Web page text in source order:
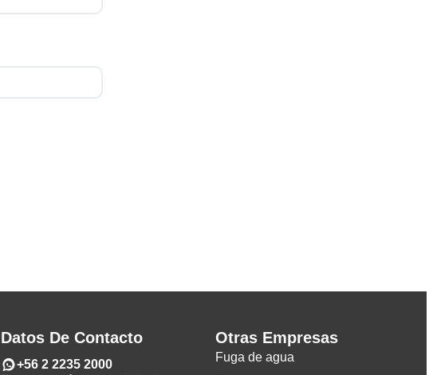
Datos De Contacto
+56 2 2235 2000
Otras Empresas
Fuga de agua